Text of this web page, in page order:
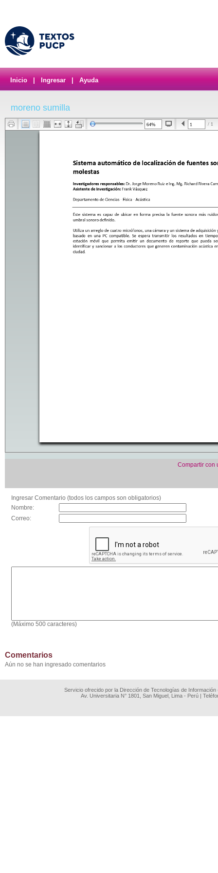
Inicio Ingresar Ayuda
moreno sumilla
/ 1
Compartir con
Ingresar Comentario (todos los campos son obligatorios)
Nombre:
Correo:
(Máximo 500 caracteres)
Comentarios
Aún no se han ingresado comentarios
Servicio ofrecido por la Dirección de Tecnologías de
Av. Universitaria N° 1801, San Miguel, Lima - Perú |